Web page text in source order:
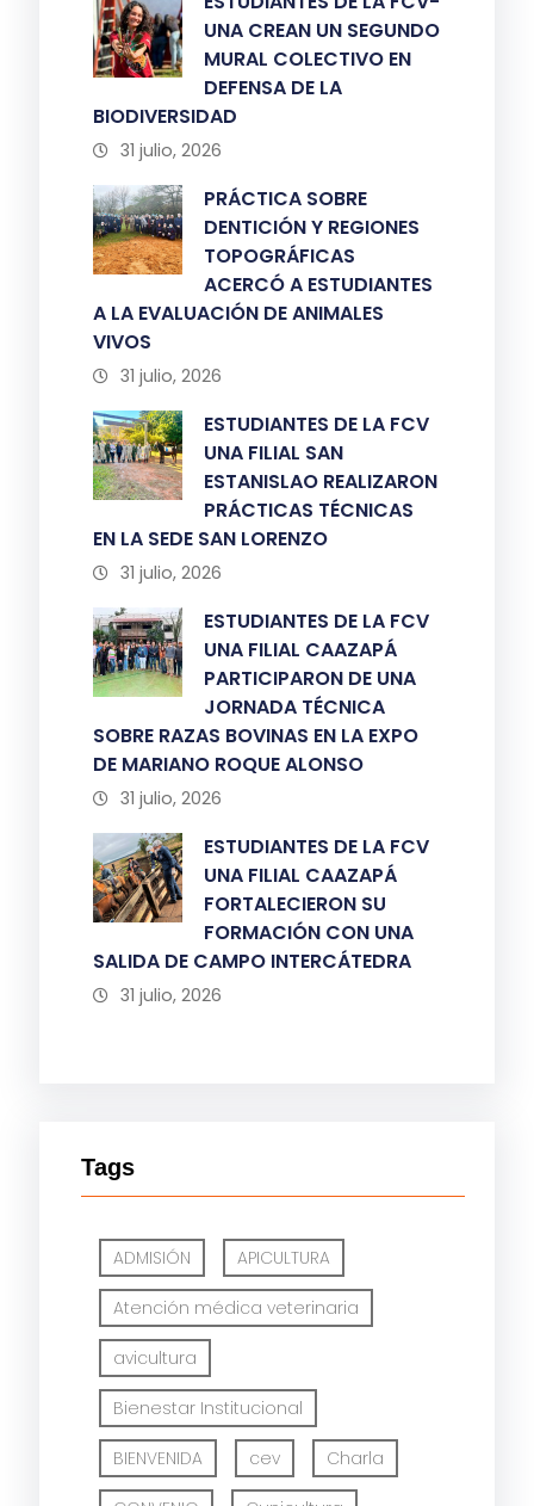
UNA CREAN UN SEGUNDO
MURAL COLECTIVO EN
DEFENSA DE LA
BIODIVERSIDAD
31 julio, 2026
PRÁCTICA SOBRE
DENTICIÓN Y REGIONES
TOPOGRÁFICAS
ACERCÓ A ESTUDIANTES
A LA EVALUACIÓN DE ANIMALES
VIVOS
31 julio, 2026
ESTUDIANTES DE LA FCV
UNA FILIAL SAN
ESTANISLAO REALIZARON
PRÁCTICAS TÉCNICAS
EN LA SEDE SAN LORENZO
31 julio, 2026
ESTUDIANTES DE LA FCV
UNA FILIAL CAAZAPÁ
PARTICIPARON DE UNA
JORNADA TÉCNICA
SOBRE RAZAS BOVINAS EN LA EXPO
DE MARIANO ROQUE ALONSO
31 julio, 2026
ESTUDIANTES DE LA FCV
UNA FILIAL CAAZAPÁ
FORTALECIERON SU
FORMACIÓN CON UNA
SALIDA DE CAMPO INTERCÁTEDRA
31 julio, 2026
Tags
ADMISIÓN APICULTURA
Atención médica veterinaria
avicultura
Bienestar Institucional
BIENVENIDA cev Charla